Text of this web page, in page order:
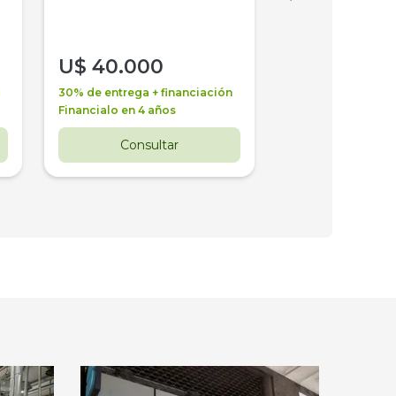
U$ 40.000
30% de entrega + financiación
Financialo en 4 años
Consultar